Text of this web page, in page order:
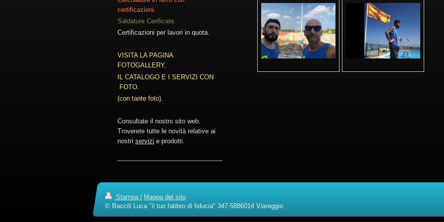
certificazioni.
Saldature Cerificate.
Certificazioni per lavori in quota.
VISITA LA PAGINA
FOTOGALLERY,
IL CATALOGO E I SERVIZI CON
FOTO.
(con tante foto).
Consultate il nostro sito web.
Troverete tutte le novità relative ai
nostri servizi e prodotti.
Stampa
Mappa del sito
© Baccili Luca "il tuo fabbro di fiducia" 347-5886014 Viareggio